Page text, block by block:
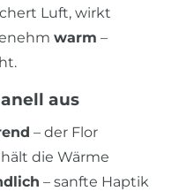
Luft, wirkt
warm –
aus
– der Flor
die Wärme
– sanfte Haptik